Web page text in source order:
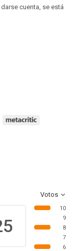
cuenta, se está
Votos
10
9
8
7
6